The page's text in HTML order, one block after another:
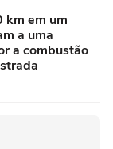
km em um
a uma
a combustão